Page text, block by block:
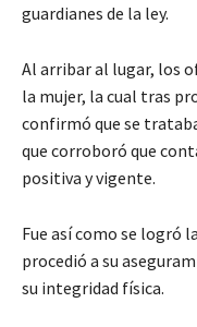
guardianes de la ley.
Al arribar al lugar, los
la mujer, la cual tras
confirmó que se
que corroboró que
positiva y vigente.
Fue así como se logró
procedió a su
su integridad física.